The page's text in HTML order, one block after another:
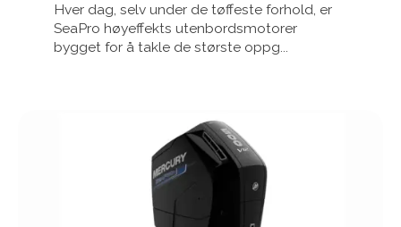
Hver dag, selv under de tøffeste forhold, er
SeaPro høyeffekts utenbordsmotorer
bygget for å takle de største oppg...